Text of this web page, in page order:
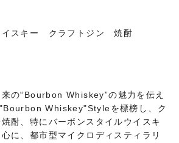
イスキー クラフトジン 焼酎
の“Bourbon Whiskey”の魅力を伝え
Whiskey"Styleを標榜し、ク
酎、特にバーボンスタイルウイスキ
に、都市型マイクロディスティラリ